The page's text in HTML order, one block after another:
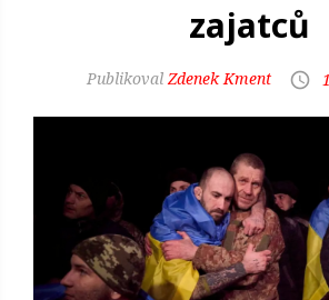
zajatců
Zdenek Kment